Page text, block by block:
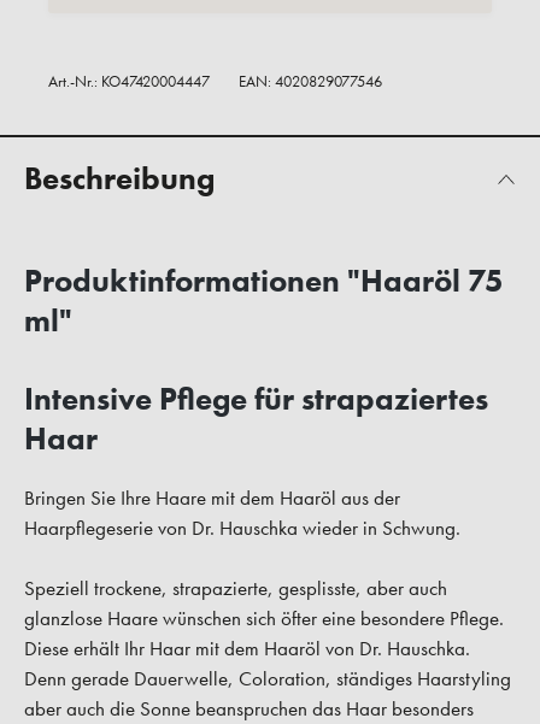
Art.-Nr.: KO47420004447 EAN: 4020829077546
Beschreibung
Produktinformationen "Haaröl 75
ml"
Intensive Pflege für strapaziertes
Haar
Bringen Sie Ihre Haare mit dem Haaröl aus der
Haarpflegeserie von Dr. Hauschka wieder in Schwung.
Speziell trockene, strapazierte, gesplisste, aber auch
glanzlose Haare wünschen sich öfter eine besondere Pflege.
Diese erhält Ihr Haar mit dem Haaröl von Dr. Hauschka.
Denn gerade Dauerwelle, Coloration, ständiges Haarstyling
aber auch die Sonne beanspruchen das Haar besonders